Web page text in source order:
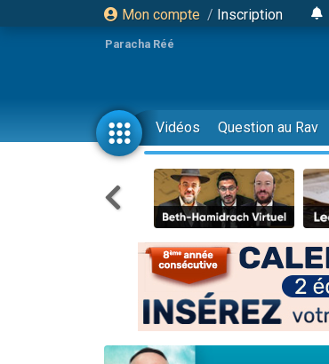
Mon compte / Inscription
Paracha Réé
Vidéos Question au Rav